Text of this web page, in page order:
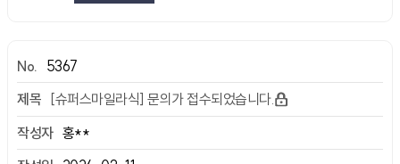
5367
[슈퍼스마일라식] 문의가 접수되었습니다.
홍**